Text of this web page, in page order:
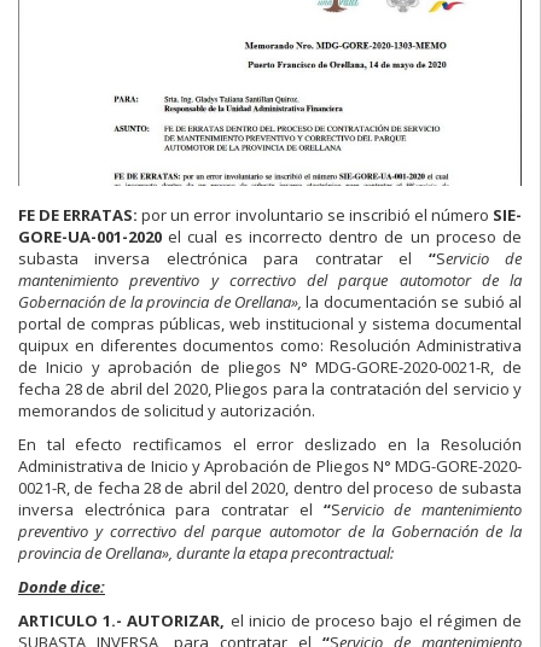
FE DE ERRATAS: por un error involuntario se inscribió el número SIE-
GORE-UA-001-2020el cual es incorrecto dentro de un proceso de
subasta inversa electrónica para contratar el “Servicio de
mantenimiento preventivo y correctivo del parque automotor de la
Gobernación de la provincia de Orellana»,la documentación se subió al
portal de compras públicas, web institucional y sistema documental
quipux en diferentes documentos como: Resolución Administrativa
de Inicio y aprobación de pliegos N° MDG-GORE-2020-0021-R, de
fecha 28 de abril del 2020, Pliegos para la contratación del servicio y
memorandos de solicitud y autorización.
En tal efecto rectificamos el error deslizado en la Resolución
Administrativa de Inicio y Aprobación de Pliegos N° MDG-GORE-2020-
0021-R, de fecha 28 de abril del 2020, dentro del proceso de subasta
inversa electrónica para contratar el “Servicio de mantenimiento
preventivo y correctivo del parque automotor de la Gobernación de la
provincia de Orellana», durante la etapa precontractual:
Donde dice:
ARTICULO 1.- AUTORIZAR, el inicio de proceso bajo el régimen de
SUBASTA INVERSA, para contratar el “Servicio de mantenimiento